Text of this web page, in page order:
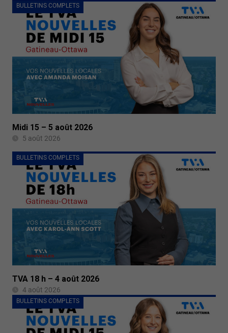
BULLETINS COMPLETS
Midi 15 – 5 août 2026
5 août 2026
BULLETINS COMPLETS
TVA 18 h – 4 août 2026
4 août 2026
BULLETINS COMPLETS